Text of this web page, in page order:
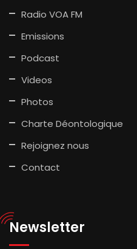
Radio VOA FM
Emissions
Podcast
Videos
Photos
Charte Déontologique
Rejoignez nous
Contact
Newsletter